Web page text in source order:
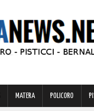
MATERA POLICORO